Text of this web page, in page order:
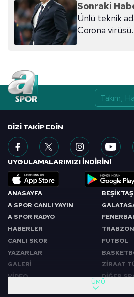
Metnimiziziyaret edebilirsiniz.
6698 sayılı Kişisel Verilerin
hazırlanmış Aydınlatma Metnimizi
Sonraki
Ünlü teknik
Corona
ANASAYFA
A SPOR CANLI YAYIN
A SPOR RADYO
HABERLER
CANLI SKOR
YAZARLAR
GALERİ
VİDEO
BEŞİKTAŞ
FUTBOL
ZİRAAT
DİĞER
TÜMÜ
BIZI TAKIP EDIN
UYGULAMALARIMIZI İNDİRİN!